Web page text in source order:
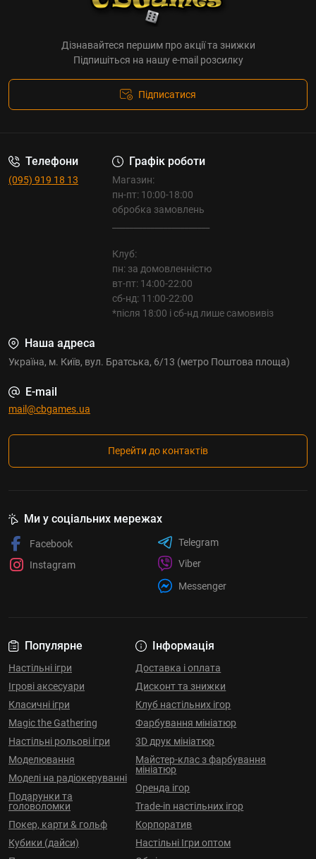
Дізнавайтеся першим про акції та знижки
Підпишіться на нашу e-mail розсилку
Підписатися
Телефони
(095) 919 18 13
Графік роботи
Магазин:
пн-пт: 10:00-18:00
обробка замовлень
Клуб:
пн: за домовленністю
вт-пт: 14:00-22:00
сб-нд: 11:00-22:00
*після 18:00 і сб-нд лише самовивіз
Наша адреса
Україна, м. Київ, вул. Братська, 6/13 (метро Поштова площа)
E-mail
mail@cbgames.ua
Перейти до контактів
Популярне
Настільні ігри
Ігрові аксесуари
Класичні ігри
Magic the Gathering
Настільні рольові ігри
Моделювання
Моделі на радіокеруванні
Подарунки та
головоломки
Покер, карти & гольф
Кубики (дайси)
Інформація
Доставка і оплата
Дисконт та знижки
Клуб настільних ігор
Фарбування мініатюр
3D друк мініатюр
Майстер-клас з фарбування
мініатюр
Оренда ігор
Trade-in настільних ігор
Корпоратив
Настільні Ігри оптом
Ми у соціальних мережах
Facebook
Instagram
Telegram
Viber
Messenger